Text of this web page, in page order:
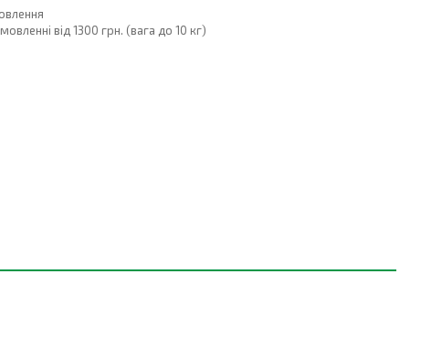
від 1300 грн. (вага до 10 кг)